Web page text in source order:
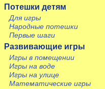
Потешки детям
Для игры
Народные потешки
Первые шаги
Развивающие игры
Игры в помещении
Игры на воде
Игры на улице
Математические игры